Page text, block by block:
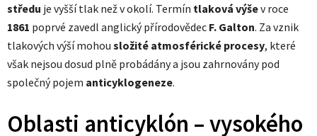
středu je vyšší tlak než v okolí. Termín tlaková výšev roce
1861 poprvé zavedl anglický přírodovědec F. Galton. Za vznik
tlakových výší mohou složité atmosférické procesy, které
však nejsou dosud plně probádány a jsou zahrnovány pod
společný pojem anticyklogeneze.
Oblasti anticyklón – vysokého